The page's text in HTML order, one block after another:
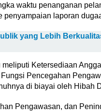
waktu penanganan
penyampaian laporan
yang Lebih
Ketersediaan
Pencegahan
di biayai oleh Hibah
Pengawasan, dan